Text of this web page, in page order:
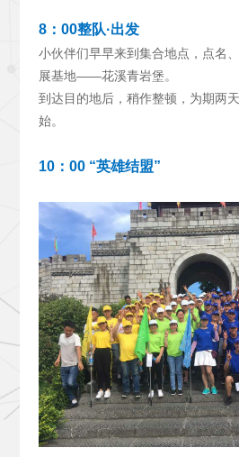
8：00整队·出发
小伙伴们早早来到集合地点，点名
展基地——花溪青岩堡。
到达目的地后，稍作整顿，为期两
始。
10：00 “英雄结盟”